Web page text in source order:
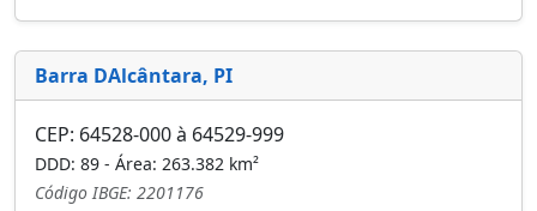
Barra DAlcântara, PI
CEP: 64528-000 à 64529-999
DDD: 89 - Área: 263.382 km²
Código IBGE: 2201176